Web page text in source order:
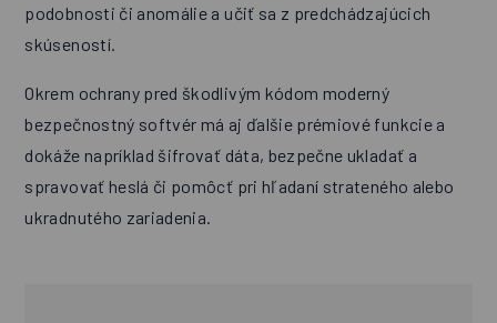
podobnosti či anomálie a učiť sa z predchádzajúcich
skúseností.
Okrem ochrany pred škodlivým kódom moderný
bezpečnostný softvér má aj ďalšie prémiové funkcie a
dokáže napríklad šifrovať dáta, bezpečne ukladať a
spravovať heslá či pomôcť pri hľadaní strateného alebo
ukradnutého zariadenia.